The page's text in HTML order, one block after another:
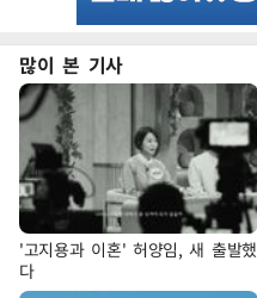
많이 본 기사
'고지용과 이혼' 허양임, 새 출발했
다